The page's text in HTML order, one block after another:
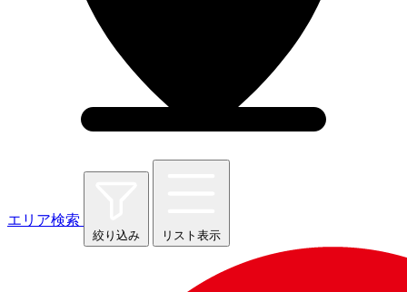
エリア検索
絞り込み リスト表示